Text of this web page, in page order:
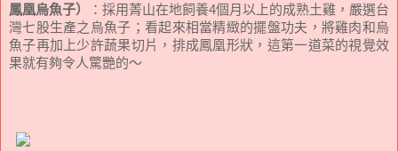
鳳凰烏魚子）
：採用菁山在地飼養4個月以上的成熟土雞，嚴選台
灣七股生產之烏魚子；看起來相當精緻的擺盤功夫，將雞肉和烏
魚子再加上少許蔬果切片，排成鳳凰形狀，這第一道菜的視覺效
果就有夠令人驚艷的～